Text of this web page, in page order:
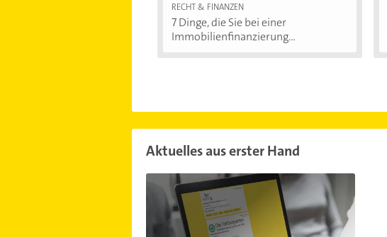
RECHT & FINANZEN
7 Dinge, die Sie bei einer
Immobilienfinanzierung...
Aktuelles aus erster Hand